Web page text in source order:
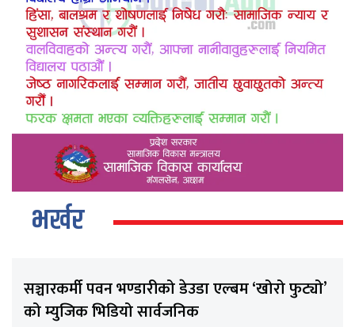
भर्खर
सञ्चारकर्मी पवन भण्डारीको डेउडा एल्बम ‘खोरो फुट्यो’
को म्युजिक भिडियो सार्वजनिक